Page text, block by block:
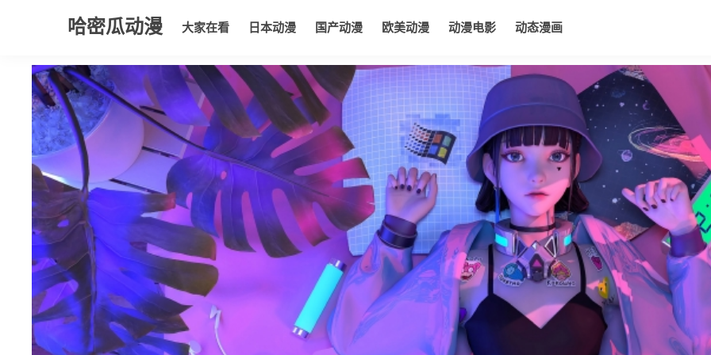
哈密瓜动漫 大家在看 日本动漫 国产动漫 欧美动漫 动漫电影 动态漫画
大家在看 日本动漫 国产动漫 欧美动漫 动漫电影 动态漫画